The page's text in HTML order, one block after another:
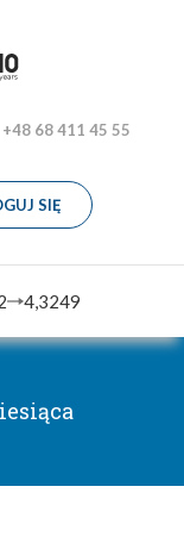
+48 68 411 45 55
SIĘ
4,3249